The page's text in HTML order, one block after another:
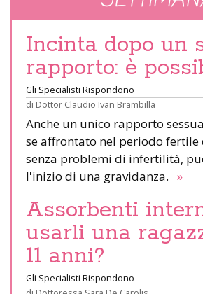
Incinta dopo un
rapporto: è
Gli Specialisti Rispondono
di Dottor Claudio Ivan Brambilla
Anche un unico rapporto
se affrontato nel periodo fertile
senza problemi di infertilità,
l'inizio di una gravidanza. »
Assorbenti
usarli una
11 anni?
Gli Specialisti Rispondono